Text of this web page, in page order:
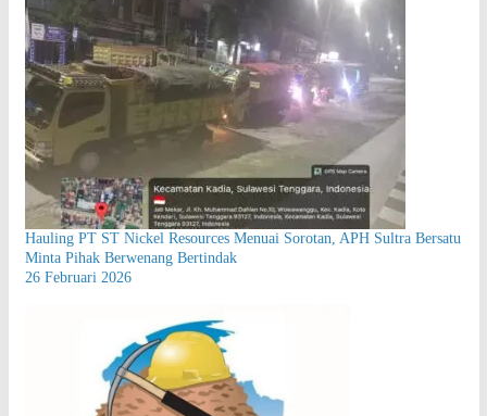
Hauling PT ST Nickel Resources Menuai Sorotan, APH Sultra Bersatu
Minta Pihak Berwenang Bertindak
26 Februari 2026